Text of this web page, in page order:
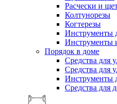
Расчески и
Колтунорезы
Когтерезы
Инструменты
Инструменты
Порядок в доме
Средства для
Средства для
Инструменты
Средства для